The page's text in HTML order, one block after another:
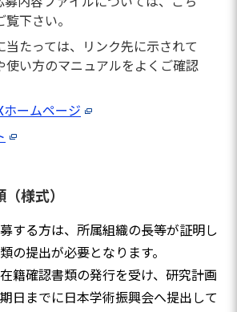
下さい。
当たっては、リンク先に示されて
使い方のマニュアルをよくご確認
ームページ
様式）
する方は、所属組織の長等が証明し
の提出が必要となります。
籍確認書類の発行を受け、研究計画
日までに日本学術振興会へ提出して